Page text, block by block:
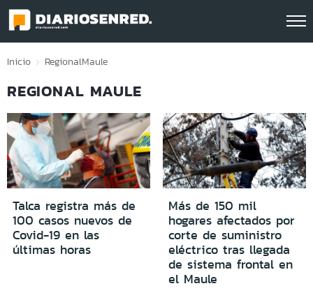
Click acá para ir directamente al contenido
Inicio RegionalMaule
REGIONAL MAULE
Talca registra más de
100 casos nuevos de
Covid-19 en las
últimas horas
Más de 150 mil
hogares afectados por
corte de suministro
eléctrico tras llegada
de sistema frontal en
el Maule